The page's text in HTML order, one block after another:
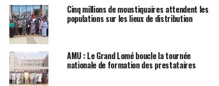
Cinq millions de moustiquaires attendent les
populations sur les lieux de distribution
AMU : Le Grand Lomé boucle la tournée
nationale de formation des prestataires